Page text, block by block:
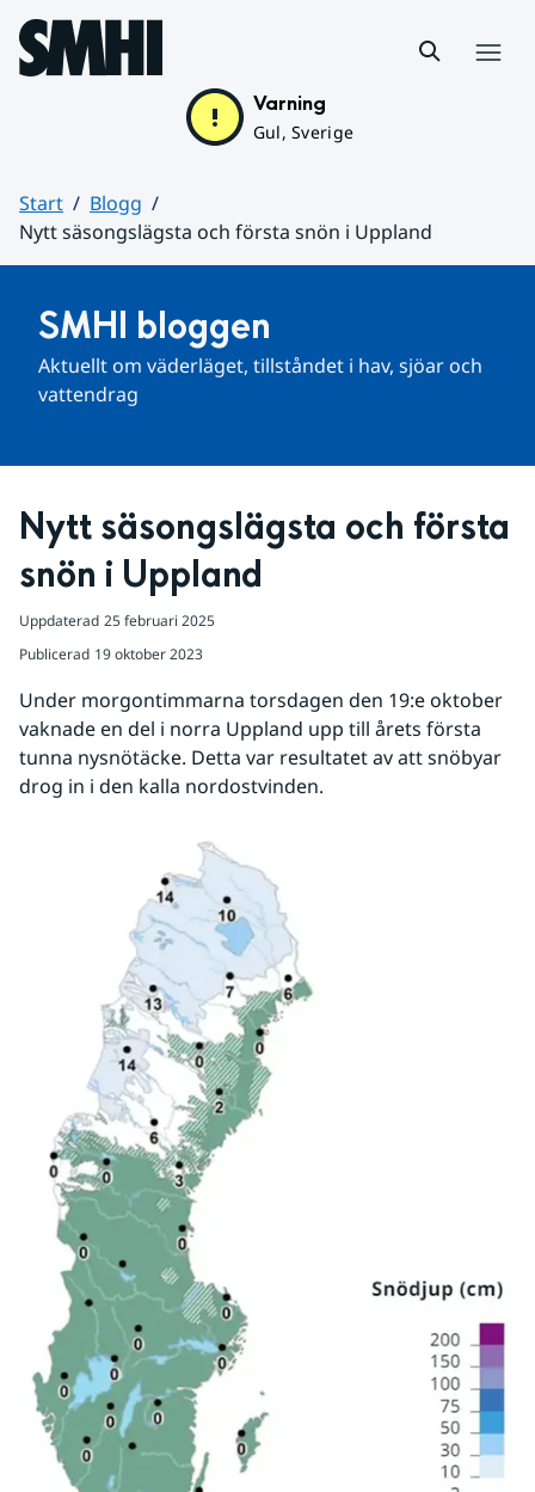
Hoppa till sidans innehåll
Varning
Gul, Sverige
Start
Blogg
Nytt säsongslägsta och första snön i Uppland
SMHI bloggen
Aktuellt om väderläget, tillståndet i hav, sjöar och
vattendrag
Nytt säsongslägsta och första
snön i Uppland
Uppdaterad 25 februari 2025
Publicerad 19 oktober 2023
Under morgontimmarna torsdagen den 19:e oktober
vaknade en del i norra Uppland upp till årets första
tunna nysnötäcke. Detta var resultatet av att snöbyar
drog in i den kalla nordostvinden.